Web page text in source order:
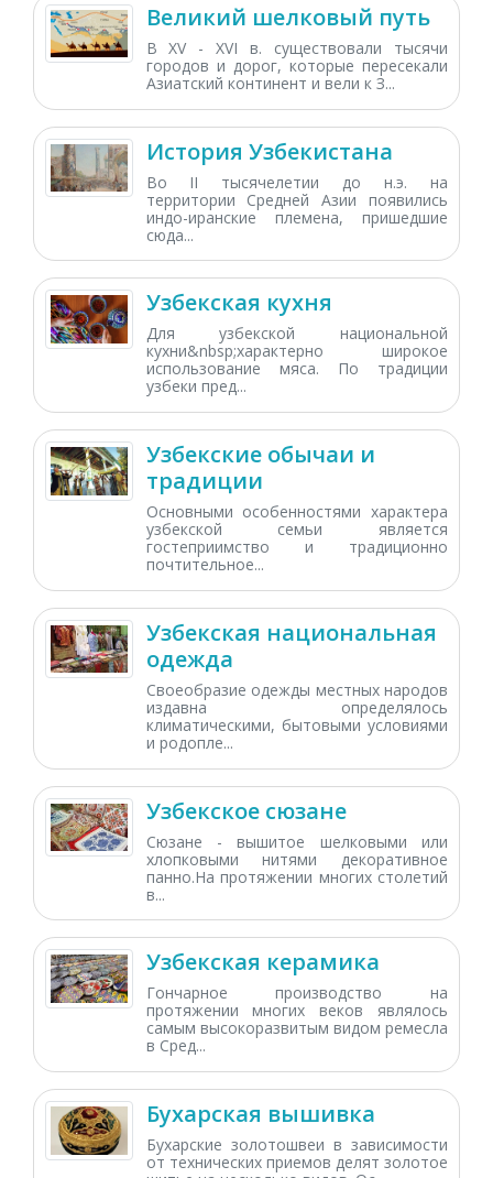
Великий шелковый путь
В XV - XVI в. существовали тысячи
городов и дорог, которые пересекали
Азиатский континент и вели к З...
История Узбекистана
Во II тысячелетии до н.э. на
территории Средней Азии появились
индо-иранские племена, пришедшие
сюда...
Узбекская кухня
Для узбекской национальной
кухни&nbsp;характерно широкое
использование мяса. По традиции
узбеки пред...
Узбекские обычаи и
традиции
Основными особенностями характера
узбекской семьи является
гостеприимство и традиционно
почтительное...
Узбекская национальная
одежда
Своеобразие одежды местных народов
издавна определялось
климатическими, бытовыми условиями
и родопле...
Узбекское сюзане
Сюзане - вышитое шелковыми или
хлопковыми нитями декоративное
панно.На протяжении многих столетий
в...
Узбекская керамика
Гончарное производство на
протяжении многих веков являлось
самым высокоразвитым видом ремесла
в Сред...
Бухарская вышивка
Бухарские золотошвеи в зависимости
от технических приемов делят золотое